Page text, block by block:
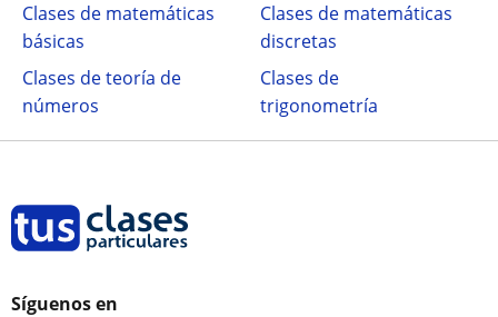
Clases de matemáticas
básicas
Clases de matemáticas
discretas
Clases de teoría de
números
Clases de
trigonometría
Síguenos en